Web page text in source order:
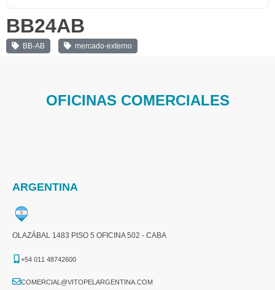
BB24AB
BB-AB mercado-externo
OFICINAS COMERCIALES
ARGENTINA
OLAZÁBAL 1483 PISO 5 OFICINA 502 - CABA
+54 011 48742600​
COMERCIAL@VITOPELARGENTINA.COM​